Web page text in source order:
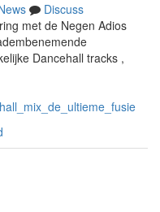
Discuss
met de Negen Adios
Dancehall tracks ,